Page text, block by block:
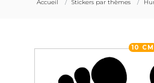
Accueil Stickers par thèmes
10 CM